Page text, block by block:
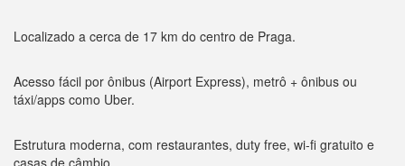
Localizado a cerca de 17 km do centro de Praga.
Acesso fácil por ônibus (Airport Express), metrô + ônibus ou
táxi/apps como Uber.
Estrutura moderna, com restaurantes, duty free, wi-fi gratuito e